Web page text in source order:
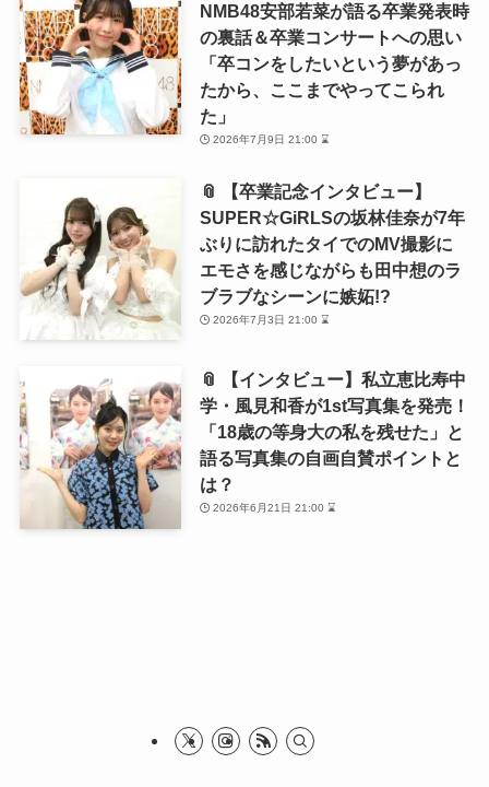
NMB48安部若菜が語る卒業発表時
の裏話＆卒業コンサートへの思い
「卒コンをしたいという夢があっ
たから、ここまでやってこられ
た」
2026年7月9日 21:00 ⌛
📎 【卒業記念インタビュー】
SUPER☆GiRLSの坂林佳奈が7年
ぶりに訪れたタイでのMV撮影に
エモさを感じながらも田中想のラ
ブラブなシーンに嫉妬!?
2026年7月3日 21:00 ⌛
📎 【インタビュー】私立恵比寿中
学・風見和香が1st写真集を発売！
「18歳の等身大の私を残せた」と
語る写真集の自画自賛ポイントと
は？
2026年6月21日 21:00 ⌛